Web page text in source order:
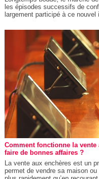
les épisodes successifs de
largement participé à ce nouvel
Comment fonctionne la
faire de bonnes affaires ?
La vente aux enchères est un
permet de vendre sa maison